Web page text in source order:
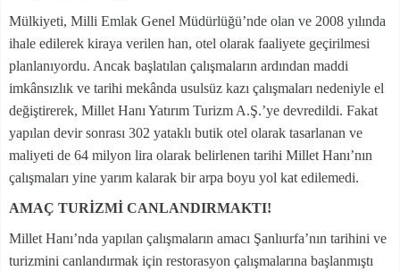
Mülkiyeti, Milli Emlak Genel Müdürlüğü’nde olan ve 2008 yılında
ihale edilerek kiraya verilen han, otel olarak faaliyete geçirilmesi
planlanıyordu. Ancak başlatılan çalışmaların ardından maddi
imkânsızlık ve tarihi mekânda usulsüz kazı çalışmaları nedeniyle el
değiştirerek, Millet Hanı Yatırım Turizm A.Ş.’ye devredildi. Fakat
yapılan devir sonrası 302 yataklı butik otel olarak tasarlanan ve
maliyeti de 64 milyon lira olarak belirlenen tarihi Millet Hanı’nın
çalışmaları yine yarım kalarak bir arpa boyu yol kat edilemedi.
AMAÇ TURİZMİ CANLANDIRMAKTI!
Millet Hanı’nda yapılan çalışmaların amacı Şanlıurfa’nın tarihini ve
turizmini canlandırmak için restorasyon çalışmalarına başlanmıştı